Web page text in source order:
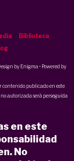
Biblioteca
by Enigma • Powered by
publicado en este
autorizada será perseguida
en este
No